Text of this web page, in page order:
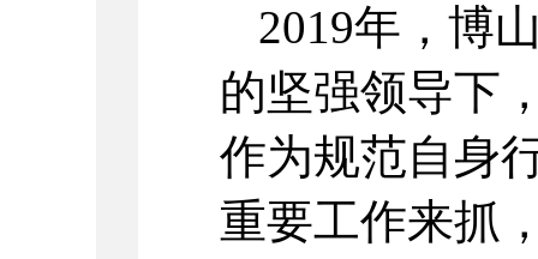
2019年，博
的坚强领导下
作为规范自身
重要工作来抓